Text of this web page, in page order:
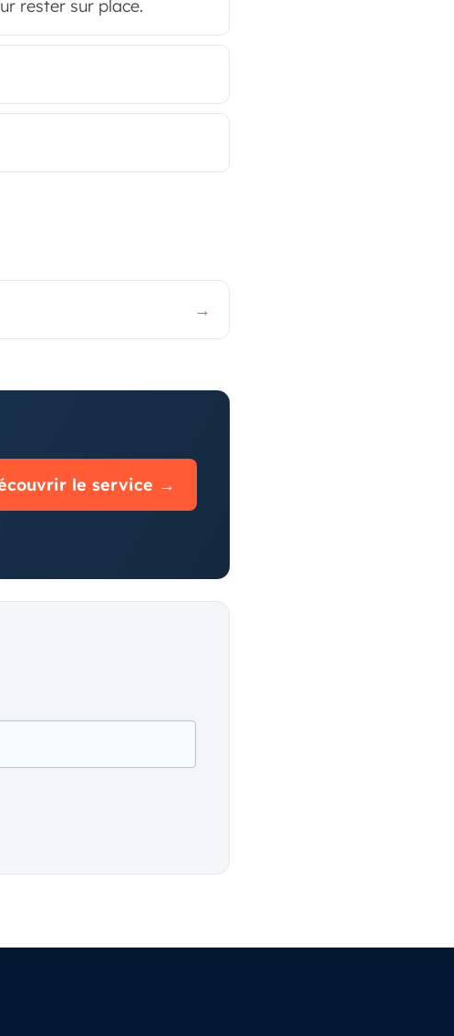
rester sur place.
→
le service →